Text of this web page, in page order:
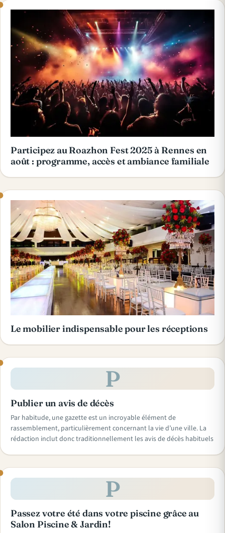
Participez au Roazhon Fest 2025 à Rennes en
août : programme, accès et ambiance familiale
Le mobilier indispensable pour les réceptions
P
Publier un avis de décès
Par habitude, une gazette est un incroyable élément de
rassemblement, particulièrement concernant la vie d’une ville. La
rédaction inclut donc traditionnellement les avis de décès habituels
P
Passez votre été dans votre piscine grâce au
Salon Piscine & Jardin!